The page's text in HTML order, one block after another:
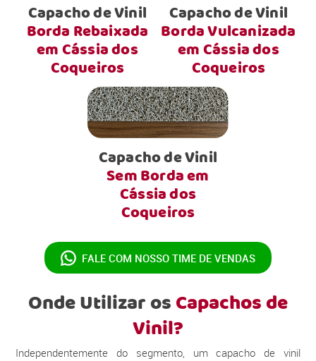
Capacho de Vinil
Borda Rebaixada
em Cássia dos
Coqueiros
Capacho de Vinil
Borda Vulcanizada
em Cássia dos
Coqueiros
Capacho de Vinil
Sem Borda em
Cássia dos
Coqueiros
FALE COM NOSSO TIME DE VENDAS
Onde Utilizar osCapachos de
Vinil?
Independentemente do segmento, um capacho de vinil